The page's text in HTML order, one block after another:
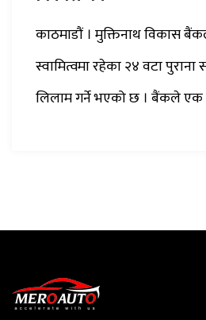
काठमाडौं । मुक्तिनाथ विकास
स्वामित्वमा रहेका २४ वटा
लिलाम गर्ने भएको छ । बैंकले एक